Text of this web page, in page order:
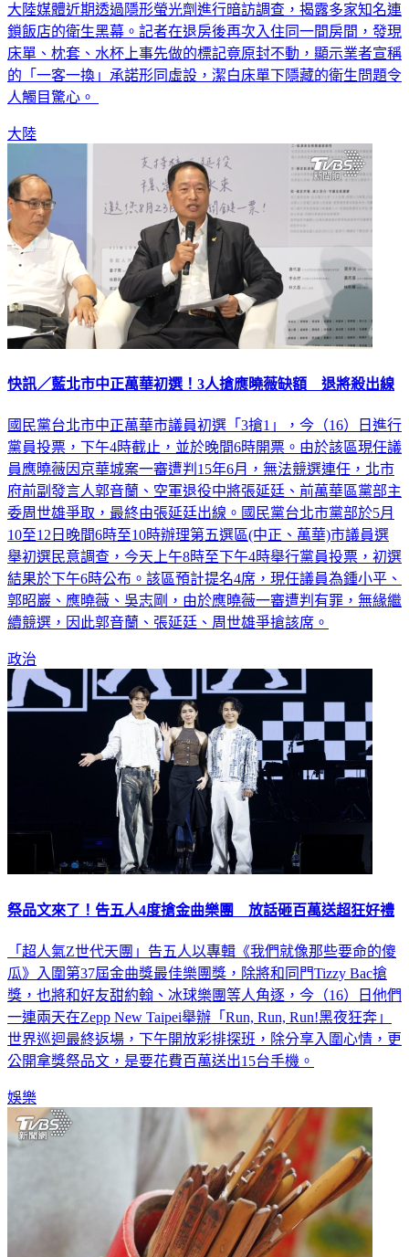
大陸媒體近期透過隱形螢光劑進行暗訪調查，揭露多家知名連
鎖飯店的衛生黑幕。記者在退房後再次入住同一間房間，發現
床單、枕套、水杯上事先做的標記竟原封不動，顯示業者宣稱
的「一客一換」承諾形同虛設，潔白床單下隱藏的衛生問題令
人觸目驚心。
大陸
快訊／藍北市中正萬華初選！3人搶應曉薇缺額 退將殺出線
國民黨台北市中正萬華市議員初選「3搶1」，今（16）日進行
黨員投票，下午4時截止，並於晚間6時開票。由於該區現任議
員應曉薇因京華城案一審遭判15年6月，無法競選連任，北市
府前副發言人郭音蘭、空軍退役中將張延廷、前萬華區黨部主
委周世雄爭取，最終由張延廷出線。國民黨台北市黨部於5月
10至12日晚間6時至10時辦理第五選區(中正、萬華)市議員選
舉初選民意調查，今天上午8時至下午4時舉行黨員投票，初選
結果於下午6時公布。該區預計提名4席，現任議員為鍾小平、
郭昭巖、應曉薇、吳志剛，由於應曉薇一審遭判有罪，無緣繼
續競選，因此郭音蘭、張延廷、周世雄爭搶該席。
政治
祭品文來了！告五人4度搶金曲樂團 放話砸百萬送超狂好禮
「超人氣Z世代天團」告五人以專輯《我們就像那些要命的傻
瓜》入圍第37屆金曲獎最佳樂團獎，除將和同門Tizzy Bac搶
獎，也將和好友甜約翰、冰球樂團等人角逐，今（16）日他們
一連兩天在Zepp New Taipei舉辦「Run, Run, Run!黑夜狂奔」
世界巡迴最終返場，下午開放彩排探班，除分享入圍心情，更
公開拿獎祭品文，是要花費百萬送出15台手機。
娛樂